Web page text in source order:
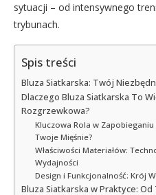
sytuacji – od intensywnego
trybunach.
Spis treści
Bluza Siatkarska: Twój
Dlaczego Bluza Siatkarska To
Rozgrzewkowa?
Kluczowa Rola w
Twoje Mięśnie?
Właściwości Materiałów:
Wydajności
Design i Funkcjonalność: Krój
Bluza Siatkarska w Praktyce: